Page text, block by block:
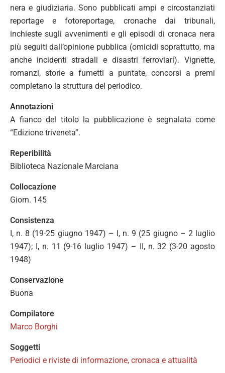
nera e giudiziaria. Sono pubblicati ampi e circostanziati
reportage e fotoreportage, cronache dai tribunali,
inchieste sugli avvenimenti e gli episodi di cronaca nera
più seguiti dall’opinione pubblica (omicidi soprattutto, ma
anche incidenti stradali e disastri ferroviari). Vignette,
romanzi, storie a fumetti a puntate, concorsi a premi
completano la struttura del periodico.
Annotazioni
A fianco del titolo la pubblicazione è segnalata come
“Edizione triveneta”.
Reperibilità
Biblioteca Nazionale Marciana
Collocazione
Giorn. 145
Consistenza
I, n. 8 (19-25 giugno 1947) – I, n. 9 (25 giugno – 2 luglio
1947); I, n. 11 (9-16 luglio 1947) – II, n. 32 (3-20 agosto
1948)
Conservazione
Buona
Compilatore
Marco Borghi
Soggetti
Periodici e riviste di informazione, cronaca e attualità